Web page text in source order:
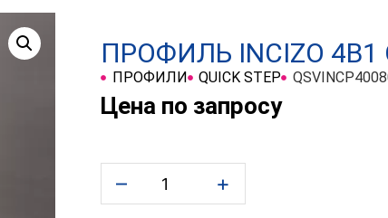
ПРОФИЛЬ INCIZO 4В1
ПРОФИЛИ QUICK STEP
Цена по запросу
– +